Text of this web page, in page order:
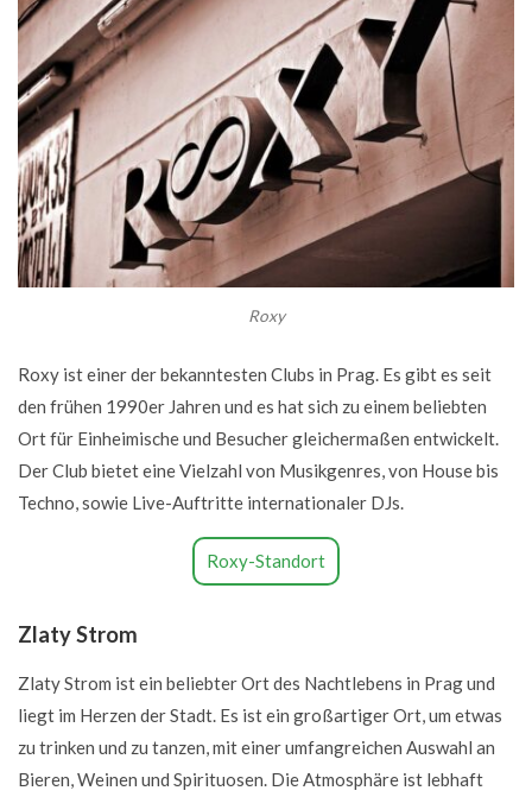
Roxy
Roxy ist einer der bekanntesten Clubs in Prag. Es gibt es seit
den frühen 1990er Jahren und es hat sich zu einem beliebten
Ort für Einheimische und Besucher gleichermaßen entwickelt.
Der Club bietet eine Vielzahl von Musikgenres, von House bis
Techno, sowie Live-Auftritte internationaler DJs.
Roxy-Standort
Zlaty Strom
Zlaty Strom ist ein beliebter Ort des Nachtlebens in Prag und
liegt im Herzen der Stadt. Es ist ein großartiger Ort, um etwas
zu trinken und zu tanzen, mit einer umfangreichen Auswahl an
Bieren, Weinen und Spirituosen. Die Atmosphäre ist lebhaft